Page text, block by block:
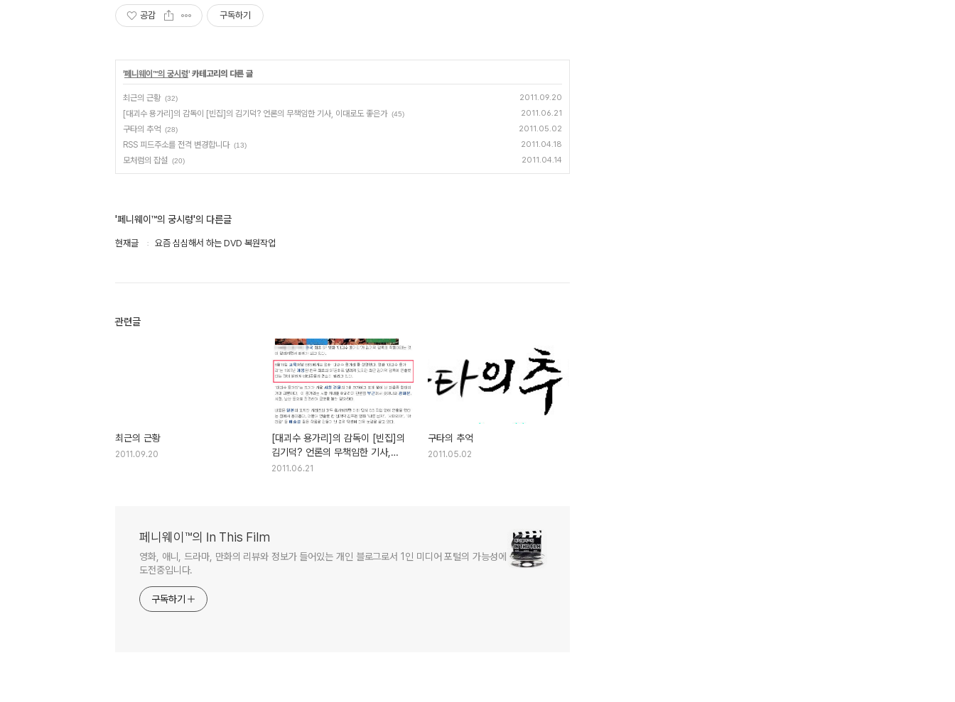
공감 구독하기
'페니웨이™의 궁시렁' 카테고리의 다른 글
최근의 근황 (32) 2011.09.20
[대괴수 용가리]의 감독이 [빈집]의 김기덕? 언론의 무책임한 기사, 이대로도 좋은가 (45) 2011.06.21
구타의 추억 (28) 2011.05.02
RSS 피드주소를 전격 변경합니다 (13) 2011.04.18
모처럼의 잡설 (20) 2011.04.14
'페니웨이™의 궁시렁'의 다른글
현재글 요즘 심심해서 하는 DVD 복원작업
관련글
최근의 근황
2011.09.20
[대괴수 용가리]의 감독이 [빈집]의
김기덕? 언론의 무책임한 기사,
이대로도 좋은가
2011.06.21
구타의 추억
2011.05.02
페니웨이™의 In This Film
영화, 애니, 드라마, 만화의 리뷰와 정보가 들어있는 개인 블로그로서 1인 미디어 포털의 가능성에
도전중입니다.
구독하기